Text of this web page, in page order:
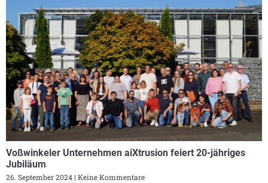
Voßwinkeler Unternehmen aiXtrusion feiert 20-jähriges
Jubiläum
26. September 2024 Keine Kommentare